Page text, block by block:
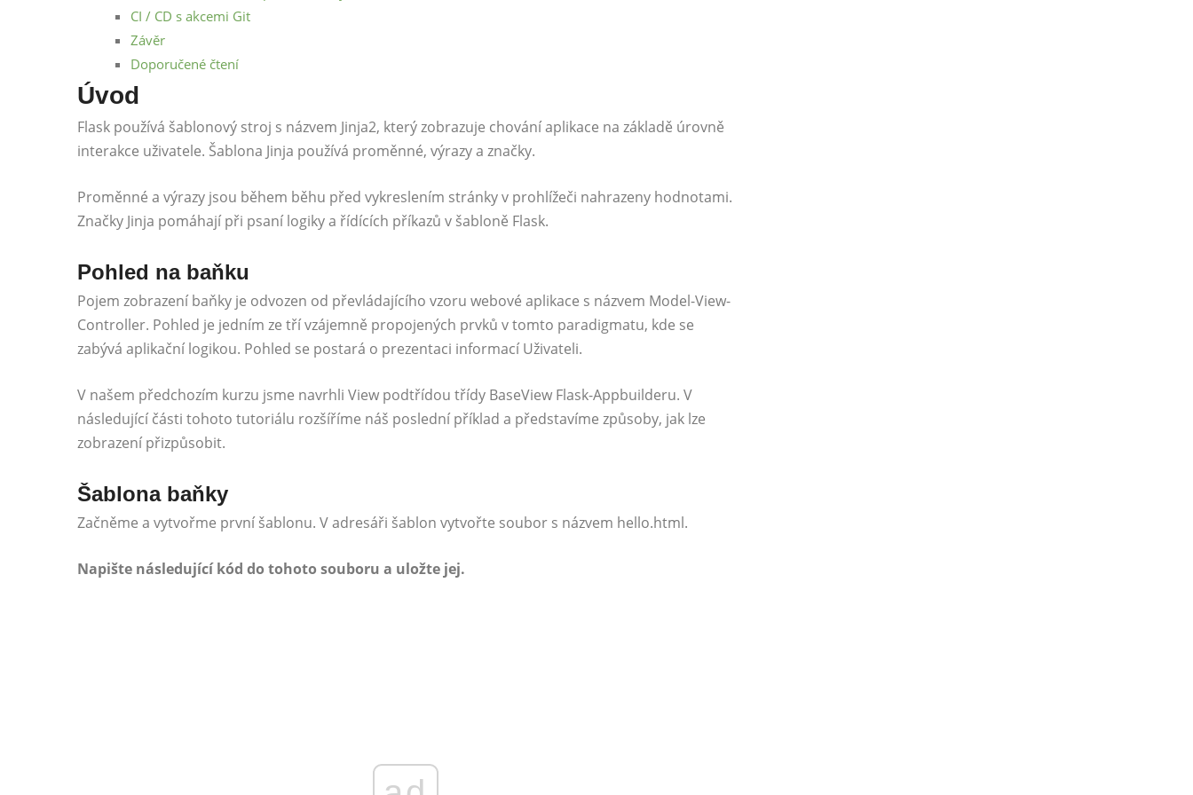
CI / CD s akcemi Git
Závěr
Doporučené čtení
Úvod
Flask používá šablonový stroj s názvem Jinja2, který zobrazuje chování aplikace na základě úrovně
interakce uživatele. Šablona Jinja používá proměnné, výrazy a značky.
Proměnné a výrazy jsou během běhu před vykreslením stránky v prohlížeči nahrazeny hodnotami.
Značky Jinja pomáhají při psaní logiky a řídících příkazů v šabloně Flask.
Pohled na baňku
Pojem zobrazení baňky je odvozen od převládajícího vzoru webové aplikace s názvem Model-View-
Controller. Pohled je jedním ze tří vzájemně propojených prvků v tomto paradigmatu, kde se
zabývá aplikační logikou. Pohled se postará o prezentaci informací Uživateli.
V našem předchozím kurzu jsme navrhli View podtřídou třídy BaseView Flask-Appbuilderu. V
následující části tohoto tutoriálu rozšíříme náš poslední příklad a představíme způsoby, jak lze
zobrazení přizpůsobit.
Šablona baňky
Začněme a vytvořme první šablonu. V adresáři šablon vytvořte soubor s názvem hello.html.
Napište následující kód do tohoto souboru a uložte jej.